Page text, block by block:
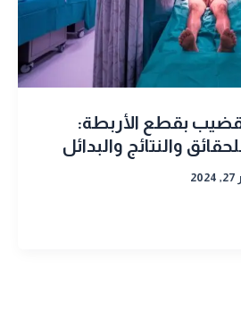
بقطع الأربطة:
والنتائج والبدائل